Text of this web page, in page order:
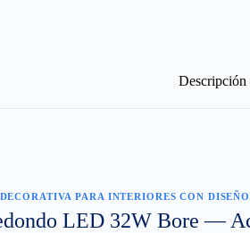
Descripción
PARA INTERIORES CON
LED 32W Bore —